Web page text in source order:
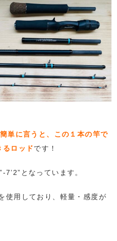
単に言うと、この１本の竿で
るロッドです！
7’2”となっています。
使用しており、軽量・感度が